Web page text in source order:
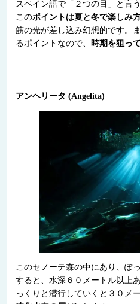
スペイン語で「２つの目」と言
このポイントは夏と冬で楽しみ
筋の光が差し込み幻想的です。
るポイントなので、 時期を狙っ
アンヘリータ (Angelita)
このセノーテ森の中にあり、ぽ
すると、水深６０メートル以上
っくりと潜行していくと３０メ